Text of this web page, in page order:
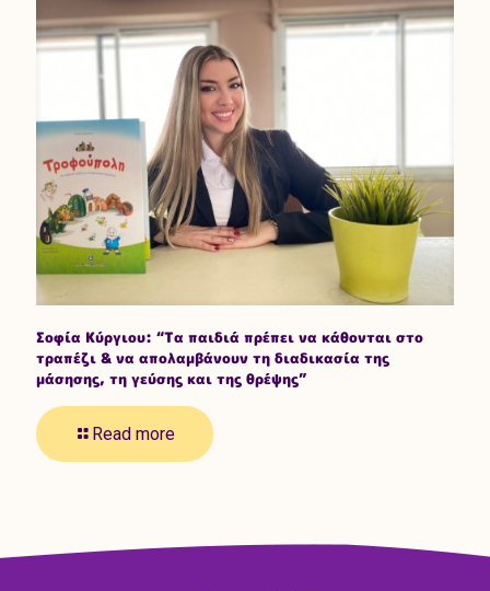
Σοφία Κύργιου: “Τα παιδιά πρέπει να κάθονται στο
τραπέζι & να απολαμβάνουν τη διαδικασία της
μάσησης, τη γεύσης και της θρέψης”
Read more